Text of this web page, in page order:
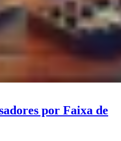
por Faixa de